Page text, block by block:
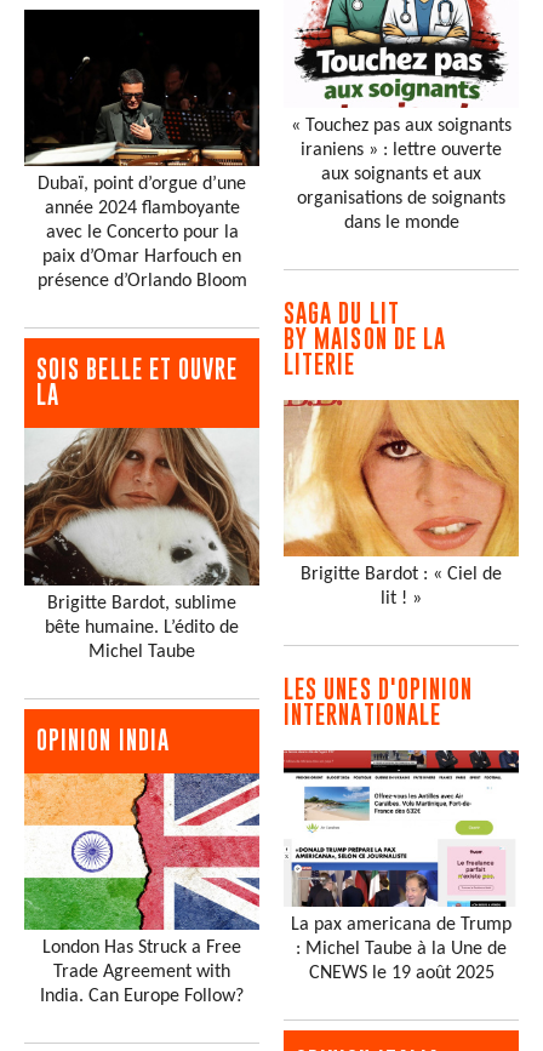
Dubaï, point d’orgue d’une
année 2024 flamboyante
avec le Concerto pour la
paix d’Omar Harfouch en
présence d’Orlando Bloom
SOIS BELLE ET OUVRE
LA
Brigitte Bardot, sublime
bête humaine. L’édito de
Michel Taube
OPINION INDIA
London Has Struck a Free
Trade Agreement with
India. Can Europe Follow?
« Touchez pas aux soignants
iraniens » : lettre ouverte
aux soignants et aux
organisations de soignants
dans le monde
SAGA DU LIT
BY MAISON DE LA
LITERIE
Brigitte Bardot : « Ciel de
lit ! »
LES UNES D'OPINION
INTERNATIONALE
La pax americana de Trump
: Michel Taube à la Une de
CNEWS le 19 août 2025